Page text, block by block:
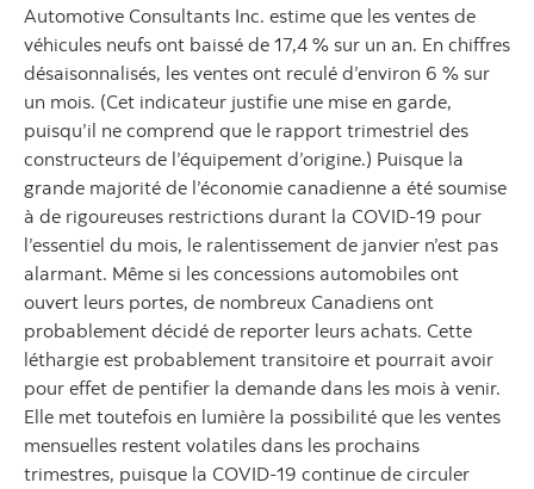
Automotive Consultants Inc. estime que les ventes de
véhicules neufs ont baissé de 17,4 % sur un an. En chiffres
désaisonnalisés, les ventes ont reculé d’environ 6 % sur
un mois. (Cet indicateur justifie une mise en garde,
puisqu’il ne comprend que le rapport trimestriel des
constructeurs de l’équipement d’origine.) Puisque la
grande majorité de l’économie canadienne a été soumise
à de rigoureuses restrictions durant la COVID-19 pour
l’essentiel du mois, le ralentissement de janvier n’est pas
alarmant. Même si les concessions automobiles ont
ouvert leurs portes, de nombreux Canadiens ont
probablement décidé de reporter leurs achats. Cette
léthargie est probablement transitoire et pourrait avoir
pour effet de pentifier la demande dans les mois à venir.
Elle met toutefois en lumière la possibilité que les ventes
mensuelles restent volatiles dans les prochains
trimestres, puisque la COVID-19 continue de circuler